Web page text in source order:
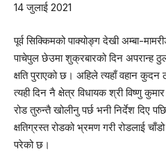
14 जुलाई 2021
पूर्व सिक्किमको पाक्योङ्ग देखी अम्बा-
पाचेपुल छेउमा शुक्रबारको दिन अपरान्ह
क्षति पुराएको छ। अहिले त्यहाँ वहान
त्यही दिन नै क्षेत्र विधायक श्री विष्णु
रोड तुरुन्तै खोलीनु पर्छ भनी निर्देश दिए
क्षतिग्रस्त रोडको भ्रमण गरी रोडलाई
परेको छ।